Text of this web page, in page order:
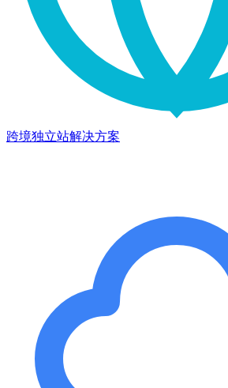
跨境独立站解决方案